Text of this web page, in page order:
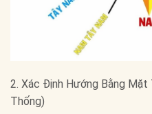
2. Xác Định Hướng Bằng
Thống)